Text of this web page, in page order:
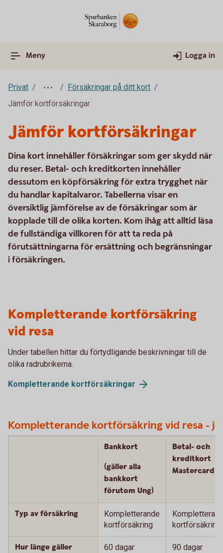
Meny Logga in
Privat
Försäkringar på ditt kort
Jämför kortförsäkringar
Jämför kortförsäkringar
Dina kort innehåller försäkringar som ger skydd när
du reser. Betal- och kreditkorten innehåller
dessutom en köpförsäkring för extra trygghet när
du handlar kapitalvaror. Tabellerna visar en
översiktlig jämförelse av de försäkringar som är
kopplade till de olika korten. Kom ihåg att alltid läsa
de fullständiga villkoren för att ta reda på
förutsättningarna för ersättning och begränsningar
i försäkringen.
Kompletterande kortförsäkring
vid resa
Under tabellen hittar du förtydligande beskrivningar till de
olika radrubrikerna.
Kompletterande kortförsäkringar
Kompletterande kortförsäkring vid resa -
Bankkort
(gäller alla
bankkort
förutom Ung)
Betal- och
kreditkort
Mastercard
Typ av försäkring
Kompletterande
kortförsäkring
kortförsäkring
Hur länge gäller
60 dagar 90 dagar